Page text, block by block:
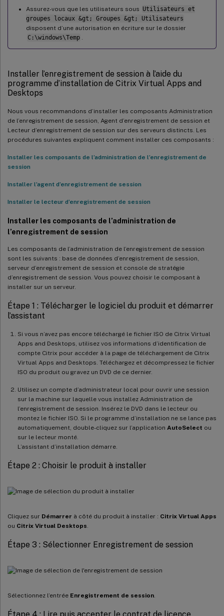
Assurez-vous que les utilisateurs sous Utilisateurs et
groupes locaux &gt; Groupes &gt; Utilisateurs
disposent d’une autorisation en écriture sur le dossier
C:\windows\Temp
Installer l’enregistrement de session à l’aide du
programme d’installation de Citrix Virtual Apps and
Desktops
Nous vous recommandons d’installer les composants Administration
de l’enregistrement de session, Agent d’enregistrement de session et
Lecteur d’enregistrement de session sur des serveurs distincts. Les
procédures suivantes expliquent comment installer ces composants :
Installer les composants de l’administration de l’enregistrement de
session
Installer l’agent d’enregistrement de session
Installer le lecteur d’enregistrement de session
Installer les composants de l’administration de
l’enregistrement de session
Les composants de l’administration de l’enregistrement de session
sont les suivants : base de données d’enregistrement de session,
serveur d’enregistrement de session et console de stratégie
d’enregistrement de session. Vous pouvez choisir le composant à
installer sur un serveur.
Étape 1 : Télécharger le logiciel du produit et démarrer
l’assistant
Si vous n’avez pas encore téléchargé le fichier ISO de Citrix Virtual
Apps and Desktops, utilisez vos informations d’identification de
compte Citrix pour accéder à la page de téléchargement de Citrix
Virtual Apps and Desktops. Téléchargez et décompressez le fichier
ISO du produit ou gravez un DVD de ce dernier.
Utilisez un compte d’administrateur local pour ouvrir une session
sur la machine sur laquelle vous installez Administration de
l’enregistrement de session. Insérez le DVD dans le lecteur ou
montez le fichier ISO. Si le programme d’installation ne se lance pas
automatiquement, double-cliquez sur l’application AutoSelect ou
sur le lecteur monté.
L’assistant d’installation démarre.
Étape 2 : Choisir le produit à installer
Cliquez sur Démarrer à côté du produit à installer : Citrix Virtual Apps
ou Citrix Virtual Desktops
Étape 3 : Sélectionner Enregistrement de session
Sélectionnez l’entrée Enregistrement de session
Étape 4 : Lire puis accepter le contrat de licence